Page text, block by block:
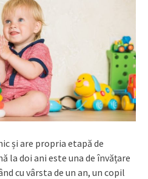
și are propria etapă de
la doi ani este una de învățare
cu vârsta de un an, un copil